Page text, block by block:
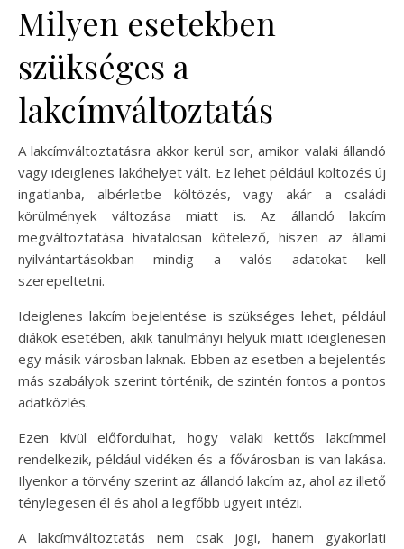
Milyen esetekben
szükséges a
lakcímváltoztatás
A lakcímváltoztatásra akkor kerül sor, amikor valaki állandó
vagy ideiglenes lakóhelyet vált. Ez lehet például költözés új
ingatlanba, albérletbe költözés, vagy akár a családi
körülmények változása miatt is. Az állandó lakcím
megváltoztatása hivatalosan kötelező, hiszen az állami
nyilvántartásokban mindig a valós adatokat kell
szerepeltetni.
Ideiglenes lakcím bejelentése is szükséges lehet, például
diákok esetében, akik tanulmányi helyük miatt ideiglenesen
egy másik városban laknak. Ebben az esetben a bejelentés
más szabályok szerint történik, de szintén fontos a pontos
adatközlés.
Ezen kívül előfordulhat, hogy valaki kettős lakcímmel
rendelkezik, például vidéken és a fővárosban is van lakása.
Ilyenkor a törvény szerint az állandó lakcím az, ahol az illető
ténylegesen él és ahol a legfőbb ügyeit intézi.
A lakcímváltoztatás nem csak jogi, hanem gyakorlati